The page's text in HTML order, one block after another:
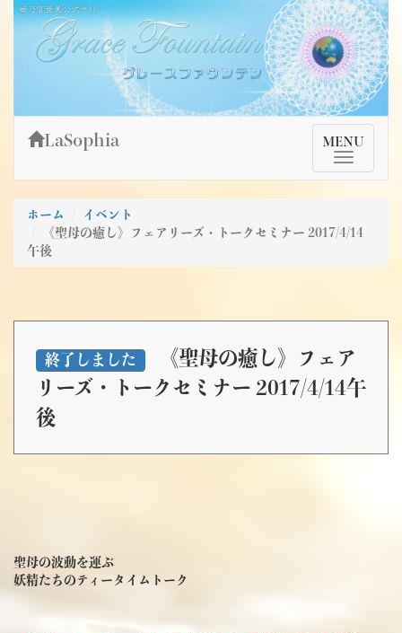
Skip
content
姫乃宮亜美公式サイト～Grace Fountain～
グレースファウンテン
TMenu
MENU
LaSophia
ホーム
イベント
《聖母の癒し》フェアリーズ・トークセミナー 2017/4/14
午後
終了しました
《聖母の癒し》フェア
リーズ・トークセミナー 2017/4/14午
後
聖母の波動を運ぶ
妖精たちのティータイムトーク